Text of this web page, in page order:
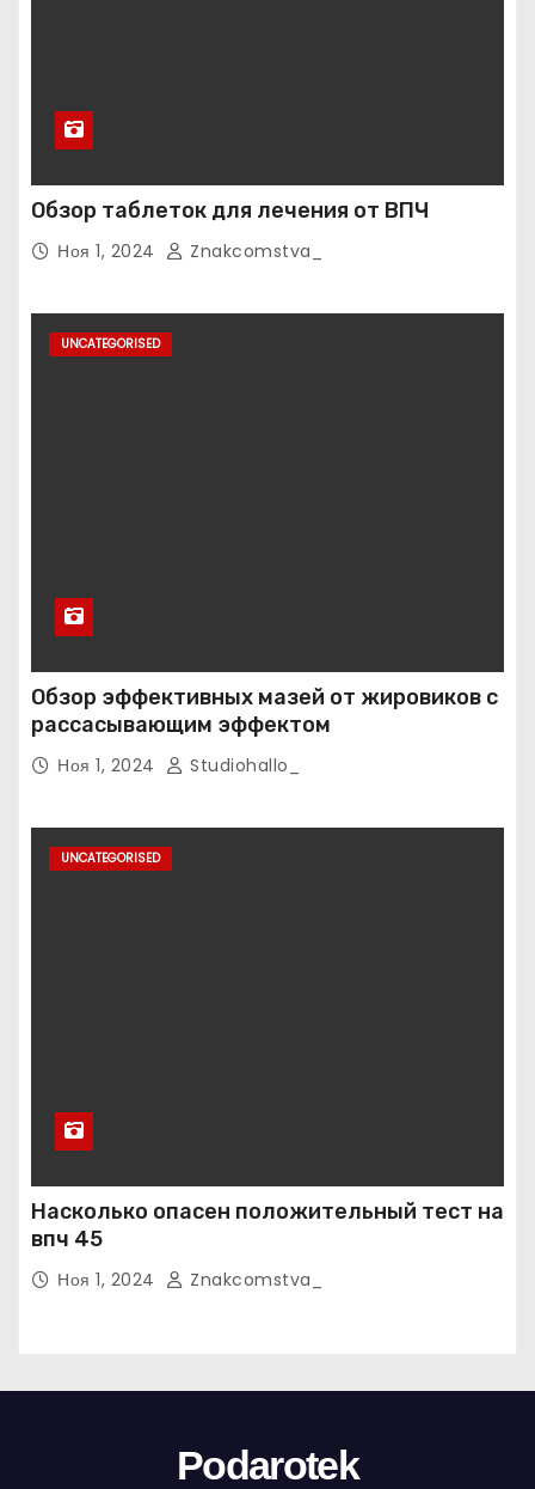
Обзор таблеток для лечения от ВПЧ
Ноя 1, 2024 Znakcomstva_
UNCATEGORISED
Обзор эффективных мазей от жировиков с
рассасывающим эффектом
Ноя 1, 2024 Studiohallo_
UNCATEGORISED
Насколько опасен положительный тест на
впч 45
Ноя 1, 2024 Znakcomstva_
Podarotek